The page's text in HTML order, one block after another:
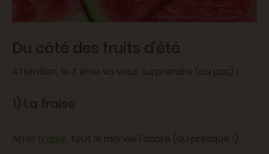
Du côté des fruits d'été
Attention, le 3 ème va vous surprendre (ou pas) !
1) La fraise
Ah la fraise, tout le monde l'adore (ou presque !).